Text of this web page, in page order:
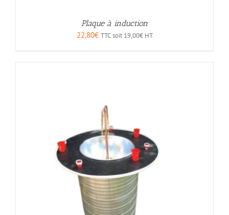
Plaque à induction
22,80€ TTC soit 19,00€HT